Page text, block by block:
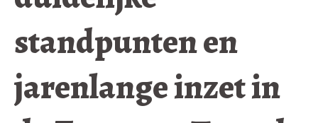
standpunten en
jarenlange inzet in